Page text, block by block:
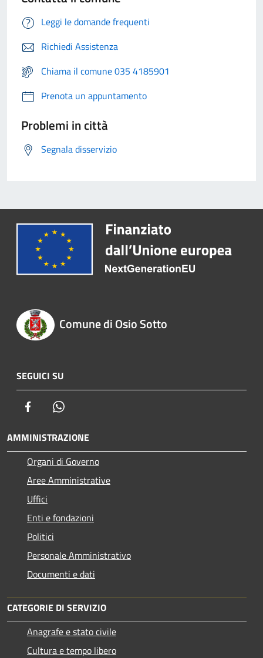
Leggi le domande frequenti
Richiedi Assistenza
Chiama il comune 035 4185901
Prenota un appuntamento
Problemi in città
Segnala disservizio
Comune di Osio Sotto
SEGUICI SU
Facebook
AMMINISTRAZIONE
Organi di Governo
Aree Amministrative
Uffici
Enti e fondazioni
Politici
Personale Amministrativo
Documenti e dati
CATEGORIE DI SERVIZIO
Anagrafe e stato civile
Cultura e tempo libero